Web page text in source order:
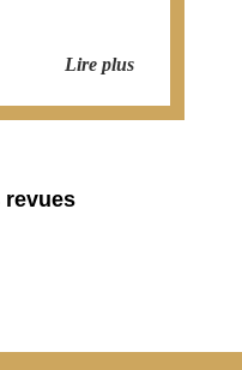
Lire plus
revues